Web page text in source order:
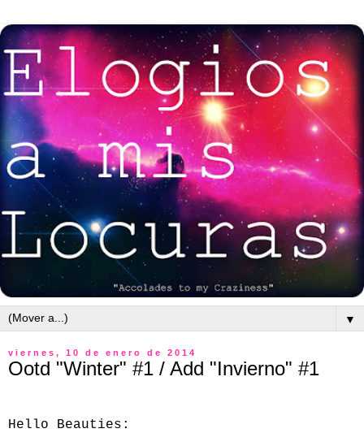
▼
viernes, 10 de enero de 2014
Ootd "Winter" #1 / Add "Invierno" #1
Hello Beauties: